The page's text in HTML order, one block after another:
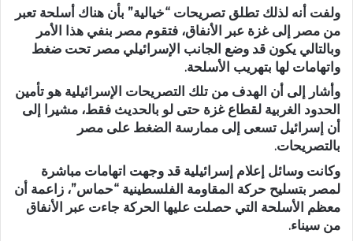
ولفت أنه لذلك تطلق تصريحات “خيالية” بأن هناك أسلحة تعبر
من مصر إلى غزة عبر الأنفاق، فتقوم مصر بنفي هذا الأمر
وبالتالي يكون قد وضع الجانب الإسرائيلي مصر تحت ضغط
واتهامات لها بتهريب الأسلحة.
وأشار إلى أن الهدف من تلك التصريحات الإسرائيلية هو تأمين
الحدود الغربية لقطاع غزة حتى لو بالحديث فقط، مشيرا إلى
أن إسرائيل تسعى إلى ممارسة الضغط على مصر
بالتصريحات.
وكانت وسائل إعلام إسرائيلية قد وجهت اتهامات مباشرة
لمصر بتسليح حركة المقاومة الفلسطينية “حماس”، زاعمة أن
معظم الأسلحة التي حصلت عليها الحركة جاءت عبر الأنفاق
من سيناء.